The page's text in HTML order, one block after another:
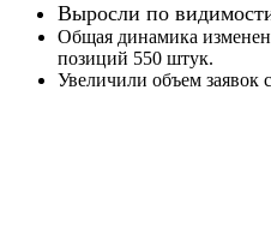
Выросли по
Общая динамика
позиций 550 штук.
Увеличили объем заявок